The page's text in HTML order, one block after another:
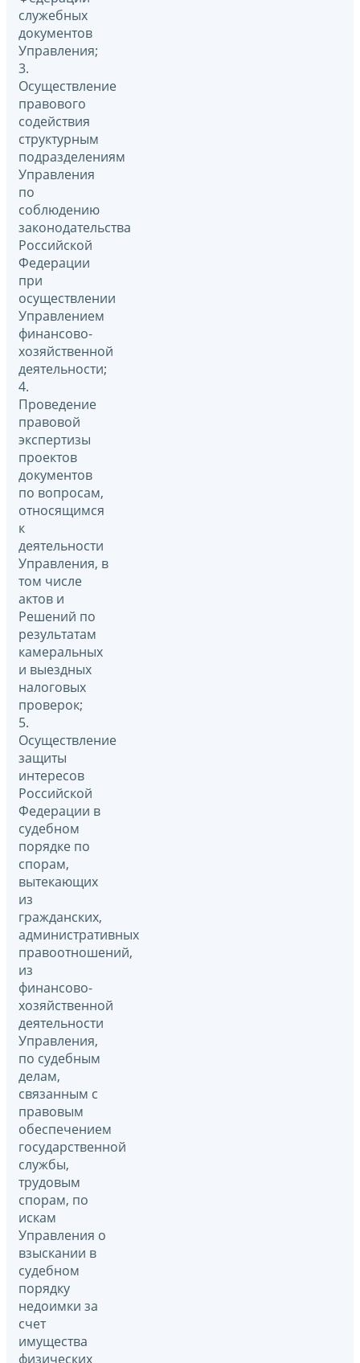
служебных
документов
Управления;
3.
Осуществление
правового
содействия
структурным
подразделениям
Управления
по
соблюдению
законодательства
Российской
Федерации
при
осуществлении
Управлением
финансово-
хозяйственной
деятельности;
4.
Проведение
правовой
экспертизы
проектов
документов
по вопросам,
относящимся
к
деятельности
Управления, в
том числе
актов и
Решений по
результатам
камеральных
и выездных
налоговых
проверок;
5.
Осуществление
защиты
интересов
Российской
Федерации в
судебном
порядке по
спорам,
вытекающих
из
гражданских,
административных
правоотношений,
из
финансово-
хозяйственной
деятельности
Управления,
по судебным
делам,
связанным с
правовым
обеспечением
государственной
службы,
трудовым
спорам, по
искам
Управления о
взыскании в
судебном
порядку
недоимки за
счет
имущества
физических